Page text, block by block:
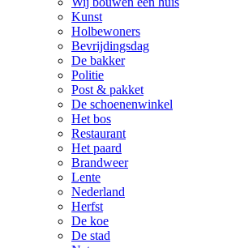
Kunst
Holbewoners
Bevrijdingsdag
De bakker
Politie
Post & pakket
De schoenenwinkel
Het bos
Restaurant
Het paard
Brandweer
Lente
Nederland
Herfst
De koe
De stad